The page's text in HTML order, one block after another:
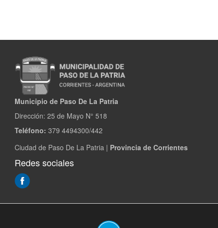
Paso
Patria
Municipio de Paso De La Patria
Dirección: 25 de Mayo N° 518
Teléfono: 379 4494300/442
Ciudad de Paso De La Patria | Provincia de Corrientes
Redes sociales